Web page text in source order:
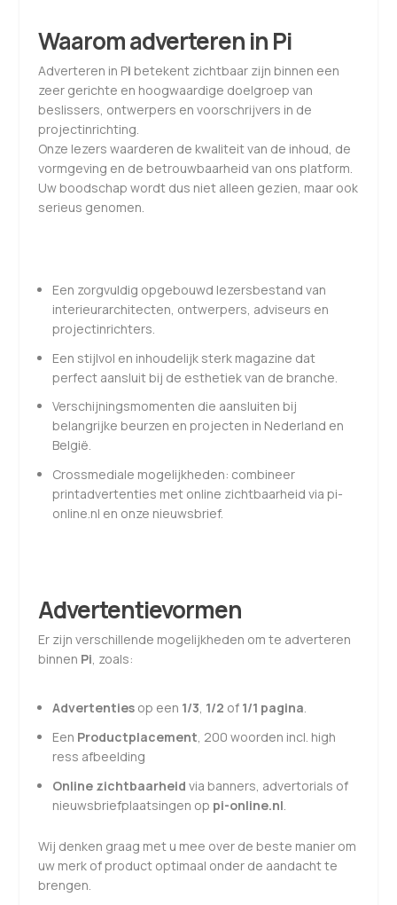
Waarom adverteren in Pi
Adverteren in Pi betekent zichtbaar zijn binnen een
zeer gerichte en hoogwaardige doelgroep van
beslissers, ontwerpers en voorschrijvers in de
projectinrichting.
Onze lezers waarderen de kwaliteit van de inhoud, de
vormgeving en de betrouwbaarheid van ons platform.
Uw boodschap wordt dus niet alleen gezien, maar ook
serieus genomen.
Een zorgvuldig opgebouwd lezersbestand van
interieurarchitecten, ontwerpers, adviseurs en
projectinrichters.
Een stijlvol en inhoudelijk sterk magazine dat
perfect aansluit bij de esthetiek van de branche.
Verschijningsmomenten die aansluiten bij
belangrijke beurzen en projecten in Nederland en
België.
Crossmediale mogelijkheden: combineer
printadvertenties met online zichtbaarheid via pi-
online.nl en onze nieuwsbrief.
Advertentievormen
Er zijn verschillende mogelijkheden om te adverteren
binnen Pi, zoals:
Advertentiesop een 1/3, 1/2 of 1/1 pagina.
Een Productplacement, 200 woorden incl. high
ress afbeelding
Online zichtbaarheid via banners, advertorials of
nieuwsbriefplaatsingen op pi-online.nl
Wij denken graag met u mee over de beste manier om
uw merk of product optimaal onder de aandacht te
brengen.